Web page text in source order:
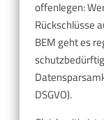
offenlegen:
Rückschlüsse
BEM geht es
DSGVO).